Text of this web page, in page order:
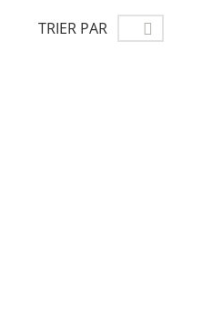
TRIER PAR 